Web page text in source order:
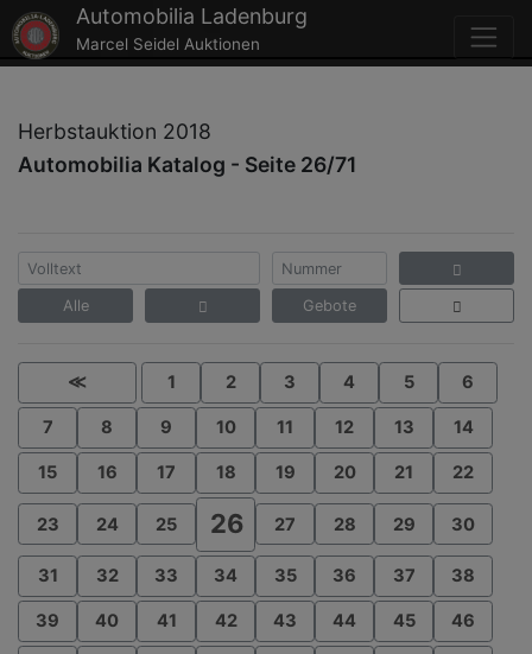
Automobilia Ladenburg
Marcel Seidel Auktionen
Herbstauktion 2018
Automobilia Katalog - Seite 26/71
Alle Gebote
≪ 1 2 3 4 5 6
7 8 9 10 11 12 13 14
15 16 17 18 19 20 21 22
23 24 25 26 27 28 29 30
31 32 33 34 35 36 37 38
39 40 41 42 43 44 45 46